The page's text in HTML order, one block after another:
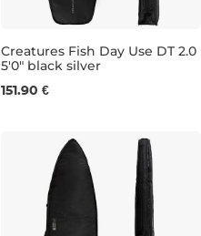
5'0"
Creatures Fish Day Use DT 2.0
5'0" black silver
151.90 €